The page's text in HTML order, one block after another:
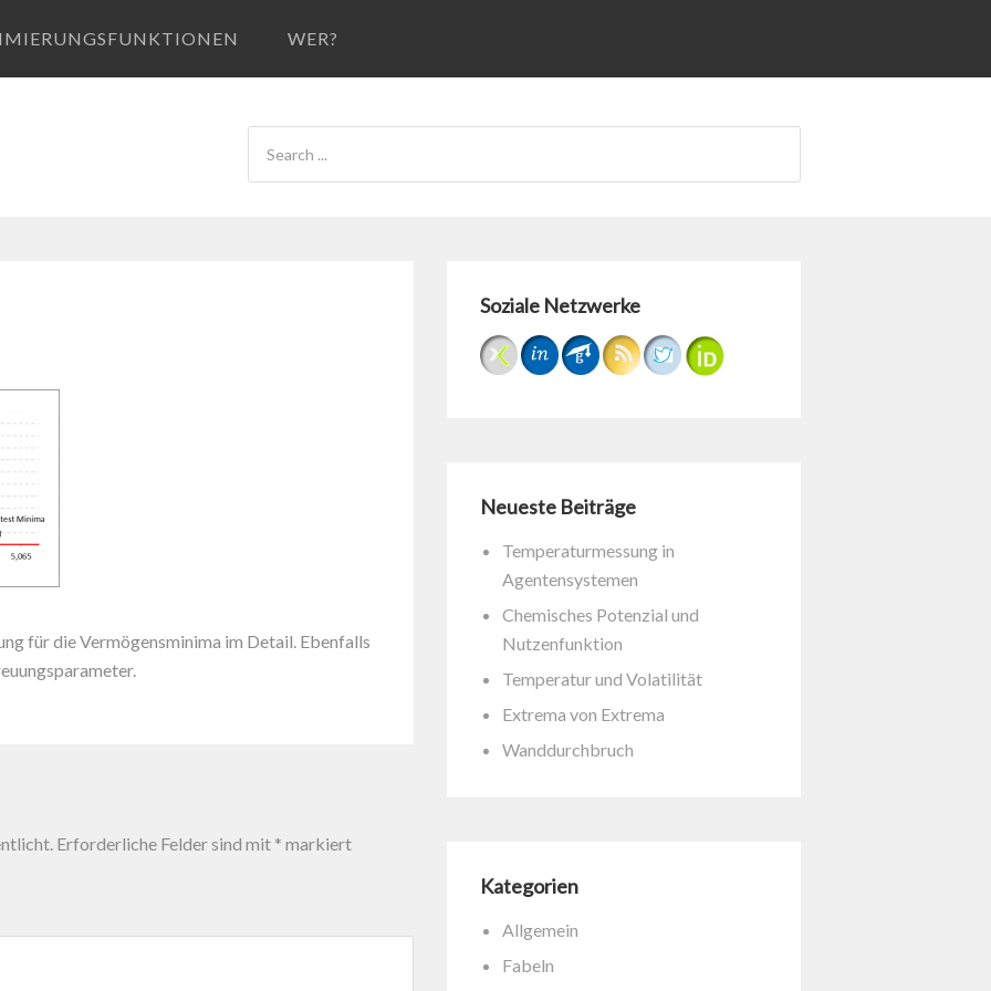
WER?
für die Vermögensminima im Detail. Ebenfalls
Erforderliche Felder sind mit * markiert
Soziale Netzwerke
Neueste Beiträge
Temperaturmessung in
Agentensystemen
Chemisches Potenzial und
Nutzenfunktion
Temperatur und Volatilität
Extrema von Extrema
Wanddurchbruch
Kategorien
Allgemein
Fabeln